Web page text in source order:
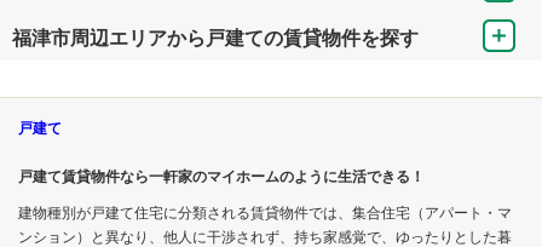
福津市周辺エリアから戸建ての賃貸物件を探す
戸建て
戸建て賃貸物件なら一軒家のマイホームのように生活できる！
建物種別が戸建て住宅に分類される賃貸物件では、集合住宅（アパート・マ
ンション）と異なり、他人に干渉されず、持ち家感覚で、ゆったりとした暮